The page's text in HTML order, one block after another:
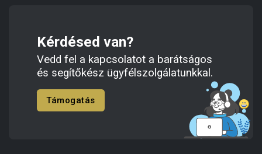
Kérdésed van?
Vedd fel a kapcsolatot a barátságos
és segítőkész ügyfélszolgálatunkkal.
Támogatás